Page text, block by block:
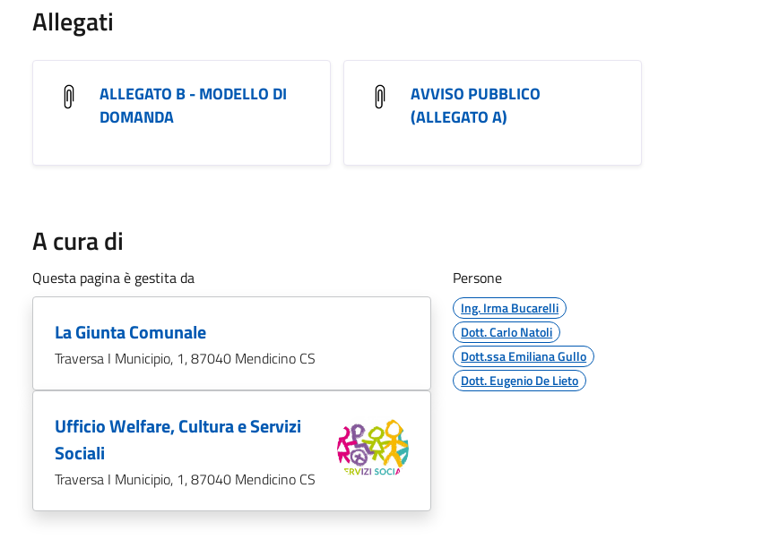
Allegati
ALLEGATO B - MODELLO DI
DOMANDA
AVVISO PUBBLICO
(ALLEGATO A)
A cura di
Questa pagina è gestita da
La Giunta Comunale
Traversa I Municipio, 1, 87040 Mendicino CS
Ufficio Welfare, Cultura e Servizi
Sociali
Traversa I Municipio, 1, 87040 Mendicino CS
Persone
Ing. Irma Bucarelli
Dott. Carlo Natoli
Dott.ssa Emiliana Gullo
Dott. Eugenio De Lieto